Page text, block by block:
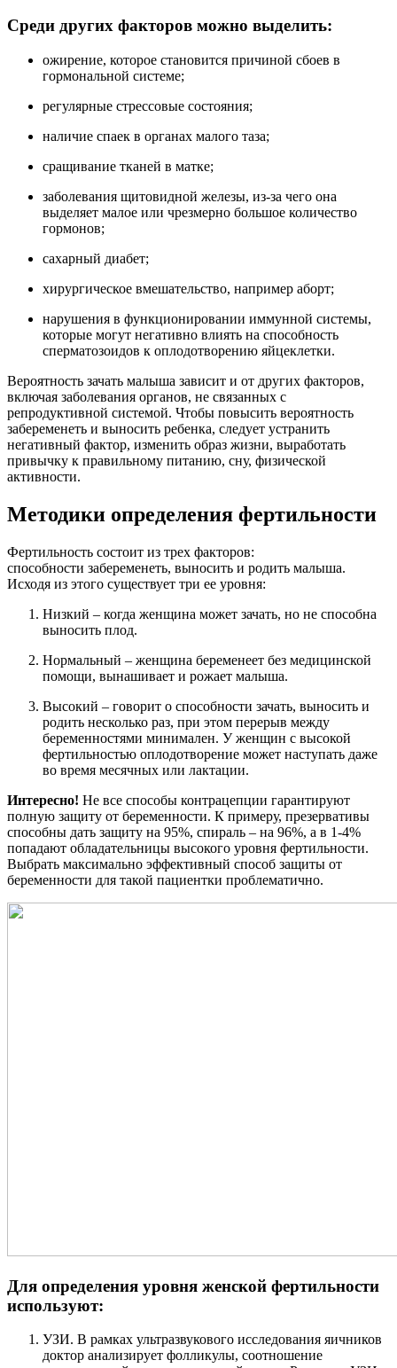
Среди других факторов можно выделить:
ожирение, которое становится причиной сбоев в
гормональной системе;
регулярные стрессовые состояния;
наличие спаек в органах малого таза;
сращивание тканей в матке;
заболевания щитовидной железы, из-за чего она
выделяет малое или чрезмерно большое количество
гормонов;
сахарный диабет;
хирургическое вмешательство, например аборт;
нарушения в функционировании иммунной системы,
которые могут негативно влиять на способность
сперматозоидов к оплодотворению яйцеклетки.
Вероятность зачать малыша зависит и от других факторов,
включая заболевания органов, не связанных с
репродуктивной системой. Чтобы повысить вероятность
забеременеть и выносить ребенка, следует устранить
негативный фактор, изменить образ жизни, выработать
привычку к правильному питанию, сну, физической
активности.
Методики определения фертильности
Фертильность состоит из трех факторов:
способности забеременеть, выносить и родить малыша.
Исходя из этого существует три ее уровня:
Низкий – когда женщина может зачать, но не способна
выносить плод.
Нормальный – женщина беременеет без медицинской
помощи, вынашивает и рожает малыша.
Высокий – говорит о способности зачать, выносить и
родить несколько раз, при этом перерыв между
беременностями минимален. У женщин с высокой
фертильностью оплодотворение может наступать даже
во время месячных или лактации.
Интересно! Не все способы контрацепции гарантируют
полную защиту от беременности. К примеру, презервативы
способны дать защиту на 95%, спираль – на 96%, а в 1-4%
попадают обладательницы высокого уровня фертильности.
Выбрать максимально эффективный способ защиты от
беременности для такой пациентки проблематично.
Для определения уровня женской фертильности
используют:
УЗИ. В рамках ультразвукового исследования яичников
доктор анализирует фолликулы, соотношение